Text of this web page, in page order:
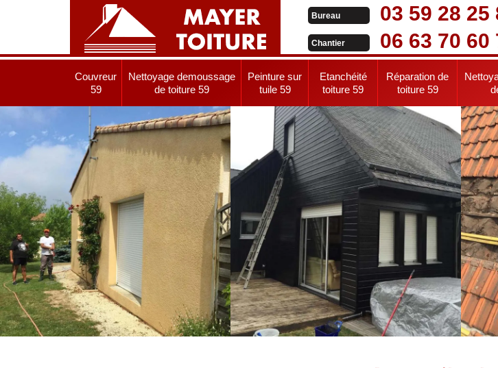
Bureau 03 59 28 25
Chantier 06 63 70 60
Couvreur
59
Nettoyage demoussage
de toiture 59
Peinture sur
tuile 59
Etanchéité
toiture 59
Réparation de
toiture 59